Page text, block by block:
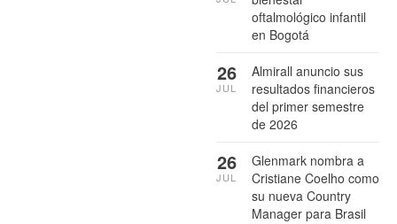
oftalmológico infantil
en Bogotá
Almirall anuncio sus
resultados financieros
del primer semestre
de 2026
26
JUL
Glenmark nombra a
Cristiane Coelho como
su nueva Country
Manager para Brasil
26
JUL